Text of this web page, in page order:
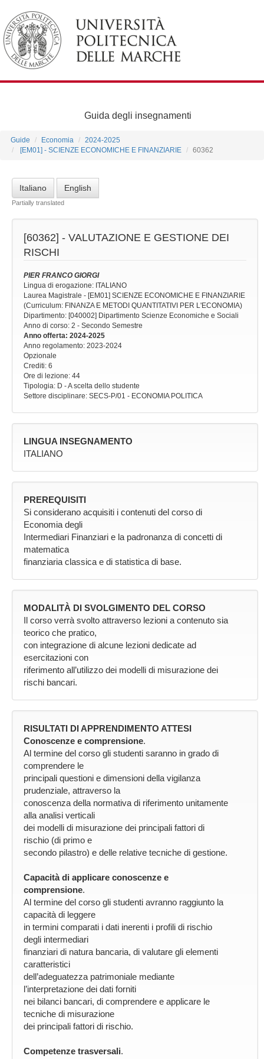
Guida degli insegnamenti
Guide Economia
2024-2025
[EM01] - SCIENZE ECONOMICHE E FINANZIARIE
60362
Italiano English
Partially translated
[60362] - VALUTAZIONE E GESTIONE DEI
RISCHI
PIER FRANCO GIORGI
Lingua di erogazione: ITALIANO
Laurea Magistrale - [EM01] SCIENZE ECONOMICHE E FINANZIARIE
(Curriculum: FINANZA E METODI QUANTITATIVI PER L'ECONOMIA)
Dipartimento: [040002] Dipartimento Scienze Economiche e Sociali
Anno di corso: 2 - Secondo Semestre
Anno offerta: 2024-2025
Anno regolamento: 2023-2024
Opzionale
Crediti: 6
Ore di lezione: 44
Tipologia: D - A scelta dello studente
Settore disciplinare: SECS-P/01 - ECONOMIA POLITICA
LINGUA INSEGNAMENTO
ITALIANO
PREREQUISITI
Si considerano acquisiti i contenuti del corso di
Economia degli
Intermediari Finanziari e la padronanza di concetti di
matematica
finanziaria classica e di statistica di base.
MODALITÀ DI SVOLGIMENTO DEL CORSO
Il corso verrà svolto attraverso lezioni a contenuto sia
teorico che pratico,
con integrazione di alcune lezioni dedicate ad
esercitazioni con
riferimento all’utilizzo dei modelli di misurazione dei
rischi bancari.
RISULTATI DI APPRENDIMENTO ATTESI
Conoscenze e comprensione.
Al termine del corso gli studenti saranno in grado di
comprendere le
principali questioni e dimensioni della vigilanza
prudenziale, attraverso la
conoscenza della normativa di riferimento unitamente
alla analisi verticali
dei modelli di misurazione dei principali fattori di
rischio (di primo e
secondo pilastro) e delle relative tecniche di gestione.
Capacità di applicare conoscenze e
comprensione.
Al termine del corso gli studenti avranno raggiunto la
capacità di leggere
in termini comparati i dati inerenti i profili di rischio
degli intermediari
finanziari di natura bancaria, di valutare gli elementi
caratteristici
dell’adeguatezza patrimoniale mediante
l’interpretazione dei dati forniti
nei bilanci bancari, di comprendere e applicare le
tecniche di misurazione
dei principali fattori di rischio.
Competenze trasversali.